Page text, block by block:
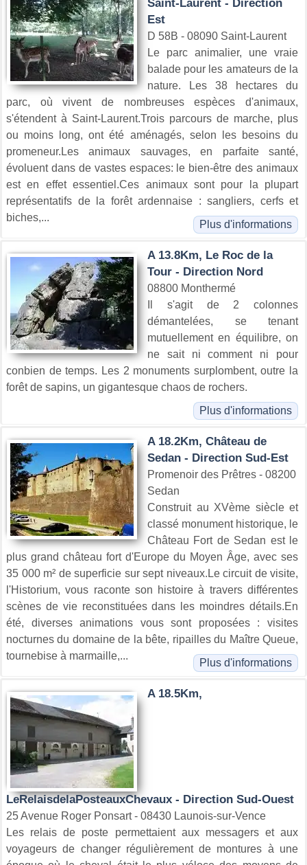
Saint-Laurent - Direction
Est
D 58B - 08090 Saint-Laurent
Le parc animalier, une vraie
balade pour les amateurs de la
nature. Les 38 hectares du
parc, où vivent de nombreuses espèces d'animaux,
s'étendent à Saint-Laurent.Trois parcours de marche, plus
ou moins long, ont été aménagés, selon les besoins du
promeneur.Les animaux sauvages, en parfaite santé,
évoluent dans de vastes espaces: le bien-être des animaux
est en effet essentiel.Ces animaux sont pour la plupart
représentatifs de la forêt ardennaise : sangliers, cerfs et
biches,...
Plus d'informations
A 13.8Km, Le Roc de la
Tour - Direction Nord
08800 Monthermé
Il s'agit de 2 colonnes
démantelées, se tenant
mutuellement en équilibre, on
ne sait ni comment ni pour
conbien de temps. Les 2 monuments surplombent, outre la
forêt de sapins, un gigantesque chaos de rochers.
Plus d'informations
A 18.2Km, Château de
Sedan - Direction Sud-Est
Promenoir des Prêtres - 08200
Sedan
Construit au XVème siècle et
classé monument historique, le
Château Fort de Sedan est le
plus grand château fort d'Europe du Moyen Âge, avec ses
35 000 m² de superficie sur sept niveaux.Le circuit de visite,
l'Historium, vous raconte son histoire à travers différentes
scènes de vie reconstituées dans les moindres détails.En
été, diverses animations vous sont proposées : visites
nocturnes du domaine de la bête, ripailles du Maître Queue,
tournebise à marmaille,...
Plus d'informations
A 18.5Km,
LeRelaisdelaPosteauxChevaux - Direction Sud-Ouest
25 Avenue Roger Ponsart - 08430 Launois-sur-Vence
Les relais de poste permettaient aux messagers et aux
voyageurs de changer régulièrement de montures à une